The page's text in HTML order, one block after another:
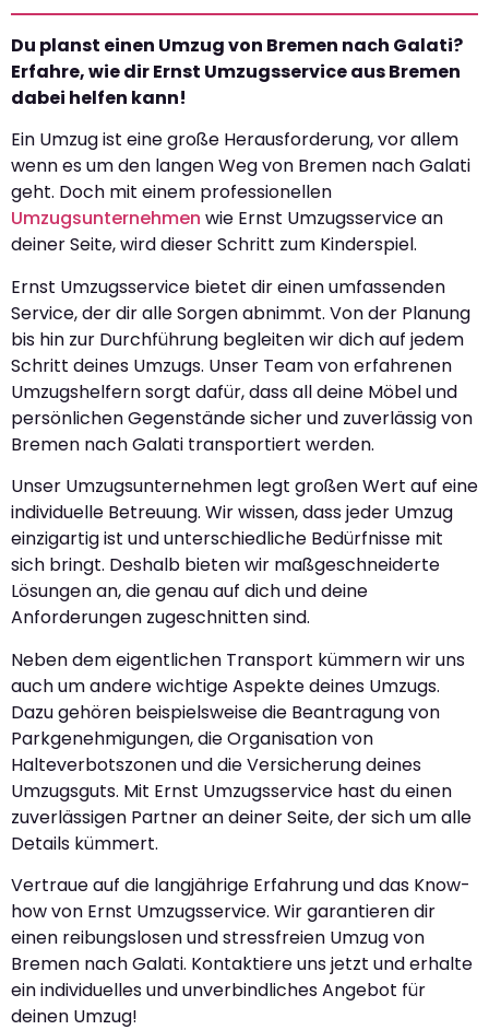
Du planst einen Umzug von Bremen nach Galati?
Erfahre, wie dir Ernst Umzugsservice aus Bremen
dabei helfen kann!
Ein Umzug ist eine große Herausforderung, vor allem
wenn es um den langen Weg von Bremen nach Galati
geht. Doch mit einem professionellen
Umzugsunternehmen wie Ernst Umzugsservice an
deiner Seite, wird dieser Schritt zum Kinderspiel.
Ernst Umzugsservice bietet dir einen umfassenden
Service, der dir alle Sorgen abnimmt. Von der Planung
bis hin zur Durchführung begleiten wir dich auf jedem
Schritt deines Umzugs. Unser Team von erfahrenen
Umzugshelfern sorgt dafür, dass all deine Möbel und
persönlichen Gegenstände sicher und zuverlässig von
Bremen nach Galati transportiert werden.
Unser Umzugsunternehmen legt großen Wert auf eine
individuelle Betreuung. Wir wissen, dass jeder Umzug
einzigartig ist und unterschiedliche Bedürfnisse mit
sich bringt. Deshalb bieten wir maßgeschneiderte
Lösungen an, die genau auf dich und deine
Anforderungen zugeschnitten sind.
Neben dem eigentlichen Transport kümmern wir uns
auch um andere wichtige Aspekte deines Umzugs.
Dazu gehören beispielsweise die Beantragung von
Parkgenehmigungen, die Organisation von
Halteverbotszonen und die Versicherung deines
Umzugsguts. Mit Ernst Umzugsservice hast du einen
zuverlässigen Partner an deiner Seite, der sich um alle
Details kümmert.
Vertraue auf die langjährige Erfahrung und das Know-
how von Ernst Umzugsservice. Wir garantieren dir
einen reibungslosen und stressfreien Umzug von
Bremen nach Galati. Kontaktiere uns jetzt und erhalte
ein individuelles und unverbindliches Angebot für
deinen Umzug!